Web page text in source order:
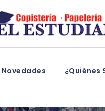
Novedades ¿Quiénes